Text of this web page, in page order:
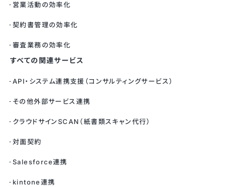
営業活動の効率化
契約書管理の効率化
審査業務の効率化
すべての関連サービス
API・システム連携支援（コンサルティングサービス）
その他外部サービス連携
クラウドサインSCAN（紙書類スキャン代行）
対面契約
Salesforce連携
kintone連携